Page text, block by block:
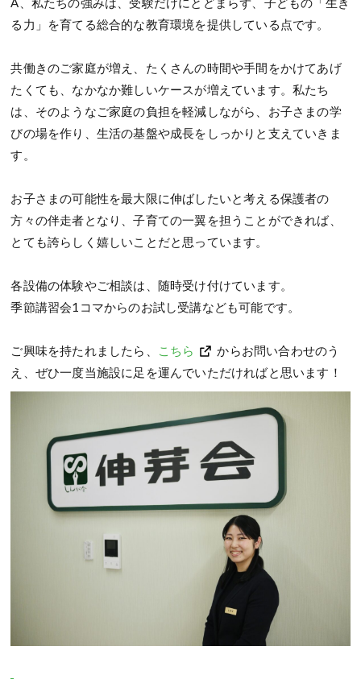
る力」を育てる総合的な教育環境を提供している点です。
共働きのご家庭が増え、たくさんの時間や手間をかけてあげ
たくても、なかなか難しいケースが増えています。私たち
は、そのようなご家庭の負担を軽減しながら、お子さまの学
びの場を作り、生活の基盤や成長をしっかりと支えていきま
す。
お子さまの可能性を最大限に伸ばしたいと考える保護者の
方々の伴走者となり、子育ての一翼を担うことができれば、
とても誇らしく嬉しいことだと思っています。
各設備の体験やご相談は、随時受け付けています。
季節講習会1コマからのお試し受講なども可能です。
ご興味を持たれましたら、 こちら
からお問い合わせのう
え、ぜひ一度当施設に足を運んでいただければと思います！